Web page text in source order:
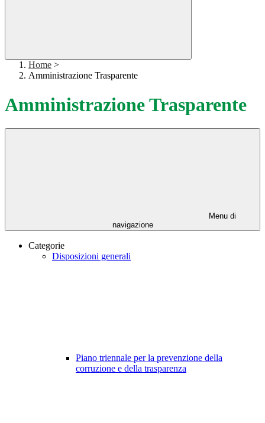
Home >
Amministrazione Trasparente
Amministrazione Trasparente
Menu di
navigazione
Categorie
Disposizioni generali
Piano triennale per la prevenzione della
corruzione e della trasparenza